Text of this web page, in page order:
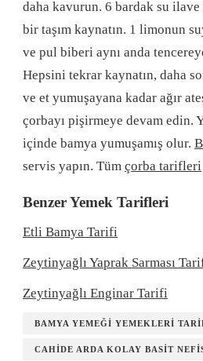
daha kavurun. 6 bardak su ilave
bir taşım kaynatın. 1 limonun
ve pul biberi aynı anda
Hepsini tekrar kaynatın, daha
ve et yumuşayana kadar ağır
çorbayı pişirmeye devam edin.
içinde bamya yumuşamış olur.
servis yapın. Tüm çorba tarifleri
Benzer Yemek Tarifleri
Etli Bamya Tarifi
Zeytinyağlı Yaprak Sarması
Zeytinyağlı Enginar Tarifi
BAMYA YEMEĞI YEMEKLERI
CAHIDE ARDA KOLAY BASIT